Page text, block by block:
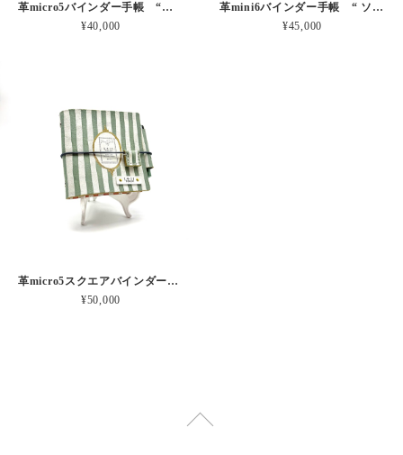
革micro5バインダー手帳 “ブルーベリー・レモンシェイク 昼下がりのお茶会” 本革
¥40,000
革mini6バインダー手帳 “ ソーダ・セサミシェイク 昼下がりのお茶会” 本革
¥45,000
革micro5スクエアバインダー手帳 “ メロン・イチゴシェイク 昼下がりのお茶会” 本革
¥50,000